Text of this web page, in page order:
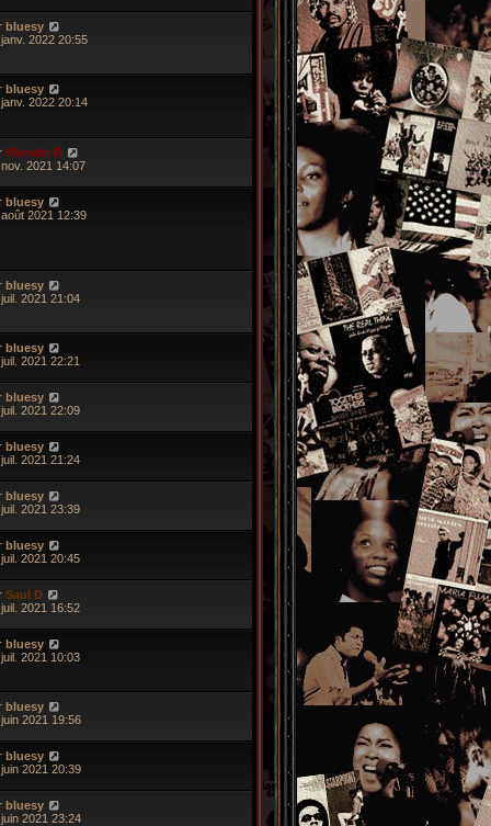
bluesy
2022 20:55
bluesy
2022 20:14
Wonder B
2021 14:07
bluesy
2021 12:39
bluesy
2021 21:04
bluesy
2021 22:21
bluesy
2021 22:09
bluesy
2021 21:24
bluesy
2021 23:39
bluesy
2021 20:45
Saul D
2021 16:52
bluesy
2021 10:03
bluesy
2021 19:56
bluesy
2021 20:39
bluesy
2021 23:24